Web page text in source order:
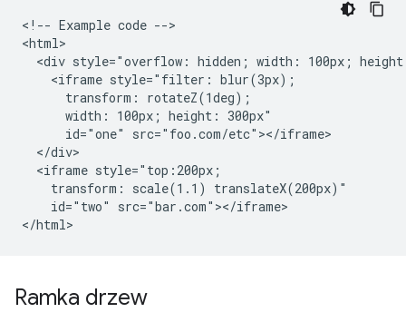
<!-- Example code -->
<html>
<div style="overflow: hidden; width: 100px;
    <iframe style="filter: blur(3px);
      transform: rotateZ(1deg);
      width: 100px; height: 300px"
      id="one" src="foo.com/etc"></iframe>
  </div>
  <iframe style="top:200px;
    transform: scale(1.1) translateX(200px)"
    id="two" src="bar.com"></iframe>
Ramka drzew